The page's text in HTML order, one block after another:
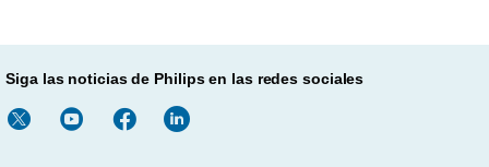
Siga las noticias de Philips en las redes sociales